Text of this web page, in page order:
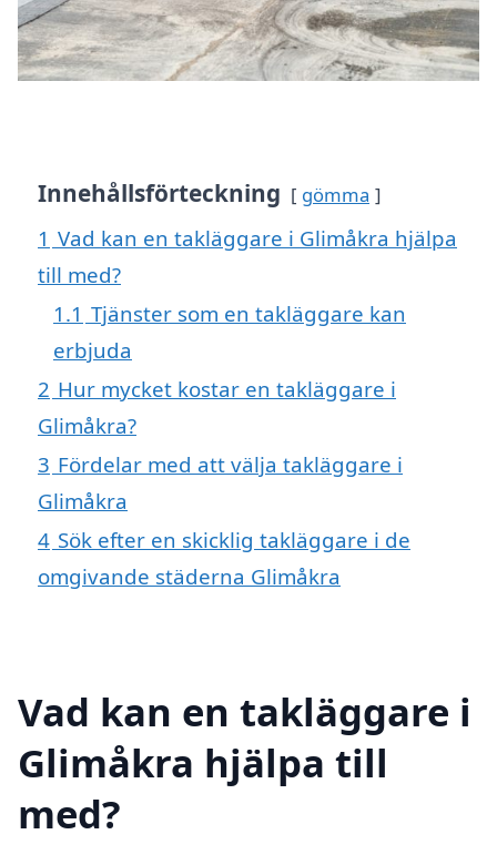
Innehållsförteckning gömma
1 Vad kan en takläggare i Glimåkra hjälpa
till med?
1.1 Tjänster som en takläggare kan
erbjuda
2 Hur mycket kostar en takläggare i
Glimåkra?
3 Fördelar med att välja takläggare i
Glimåkra
4 Sök efter en skicklig takläggare i de
omgivande städerna Glimåkra
Vad kan en takläggare i
Glimåkra hjälpa till
med?